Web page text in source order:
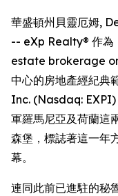
華盛頓州貝靈厄姆,
-- eXp Realty® 作
estate brokerage
中心的房地產經紀
Inc. (Nasdaq: EXPI)
軍羅馬尼亞及荷蘭這
森堡，標誌著這一年
幕。
連同此前已進駐的秘